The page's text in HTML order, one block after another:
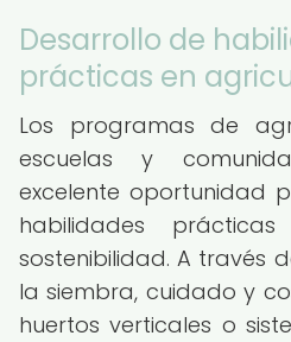
Desarrollo de
prácticas en
Los programas de
escuelas y
excelente oportunidad
habilidades
sostenibilidad. A través
la siembra, cuidado y
huertos verticales o